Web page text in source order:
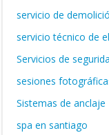
servicio de
servicio técnico de
Servicios de
sesiones
Sistemas de anclaje
spa en santiago